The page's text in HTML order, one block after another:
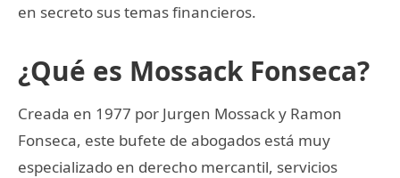
en secreto sus temas financieros.
¿Qué es Mossack Fonseca?
Creada en 1977 por Jurgen Mossack y Ramon
Fonseca, este bufete de abogados está muy
especializado en derecho mercantil, servicios